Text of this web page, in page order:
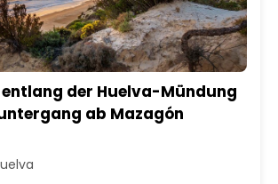
der Huelva-Mündung
ab Mazagón